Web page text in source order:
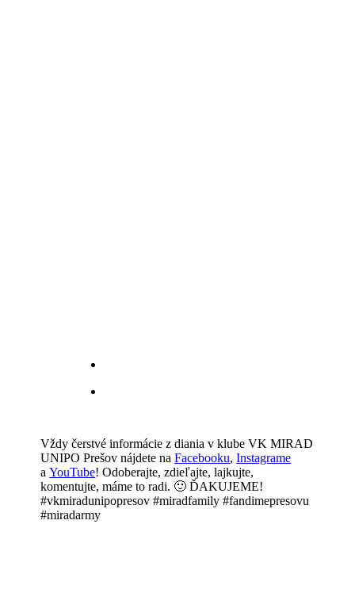
Vždy čerstvé informácie z diania v klube VK MIRAD
UNIPO Prešov nájdete naFacebooku,Instagrame
aYouTube! Odoberajte, zdieľajte, lajkujte,
komentujte, máme to radi. 🙂 ĎAKUJEME!
#vkmiradunipopresov #miradfamily #fandimepresovu
#miradarmy